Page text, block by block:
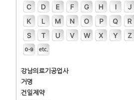
강남의료기공업사
거명
건일제약